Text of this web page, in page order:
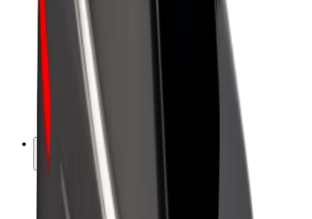
Sjåførinntekter
Leveringsbud
Inntekter for leveringsbud
Bolt Food-partnere
Flåter
Franchiser
Bedrift
Karrierer
Om Bolt